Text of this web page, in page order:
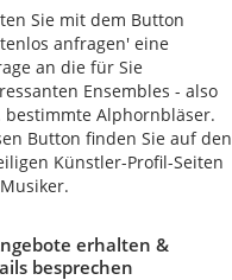
Sie mit dem Button
anfragen' eine
an die für Sie
Ensembles - also
bestimmte Alphornbläser.
Button finden Sie auf den
Künstler-Profil-Seiten
erhalten &
besprechen